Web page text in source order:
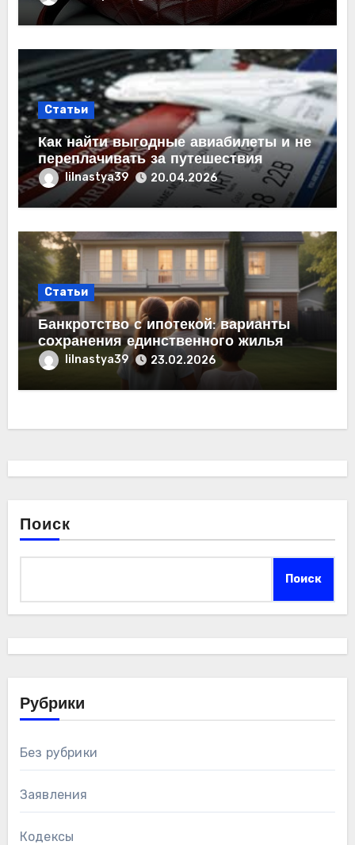
Статьи
Как найти выгодные авиабилеты и не
переплачивать за путешествия
lilnastya39 20.04.2026
Статьи
Банкротство с ипотекой: варианты
сохранения единственного жилья
lilnastya39 23.02.2026
Поиск
Поиск
Рубрики
Без рубрики
Заявления
Кодексы